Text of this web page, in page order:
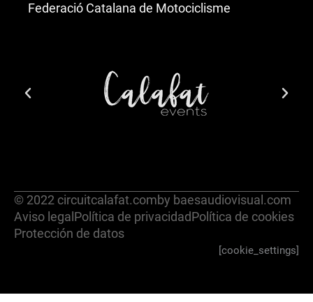
Federació Catalana de Motociclisme
© 2022 circuitcalafat.comby baesaudiovisual.com
Aviso legal Política de privacidadPolítica de cookies
Protección de datos
[cookie_settings]